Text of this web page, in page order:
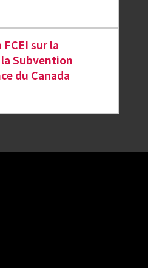
sur la
Subvention
du Canada